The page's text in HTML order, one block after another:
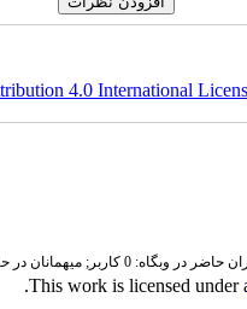
4.0 International
This work is licensed under
.
حاضر در وبگاه: 0 کاربر; میهمانان در حال